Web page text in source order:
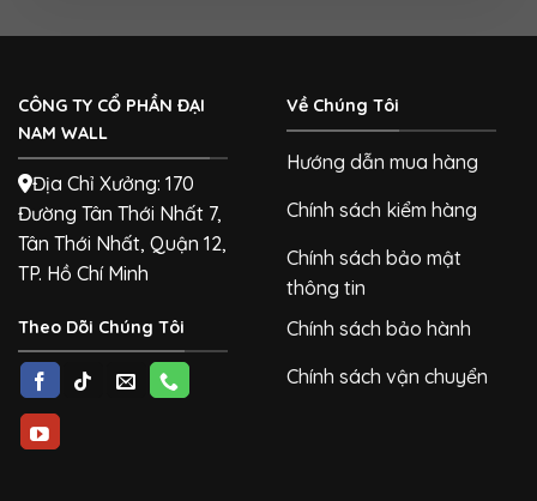
CÔNG TY CỔ PHẦN ĐẠI
NAM WALL
Địa Chỉ Xưởng: 170
Đường Tân Thới Nhất 7,
Tân Thới Nhất, Quận 12,
TP. Hồ Chí Minh
Theo Dõi Chúng Tôi
Về Chúng Tôi
Hướng dẫn mua hàng
Chính sách kiểm hàng
Chính sách bảo mật
thông tin
Chính sách bảo hành
Chính sách vận chuyển